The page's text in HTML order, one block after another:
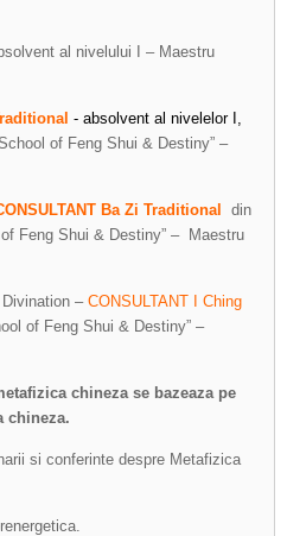
al nivelului I – Maestru
- absolvent al nivelelor I,
of Feng Shui & Destiny” –
Ba Zi Traditional
din
Feng Shui & Destiny” – Maestru
–CONSULTANT I Ching
of Feng Shui & Destiny” –
chineza se bazeaza pe
chineza.
si conferinte despre Metafizica